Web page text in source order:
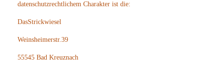
datenschutzrechtlichem Charakter ist die:
DasStrickwiesel
Weinsheimerstr.39
55545 Bad Kreuznach